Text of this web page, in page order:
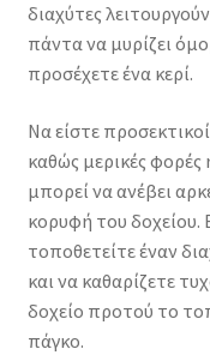
διαχύτες
πάντα να μυρίζει
προσέχετε ένα κερί.
Να είστε
καθώς μερικές
μπορεί να ανέβει
κορυφή του δοχείου.
τοποθετείτε έναν
και να καθαρίζετε
δοχείο προτού το
πάγκο.